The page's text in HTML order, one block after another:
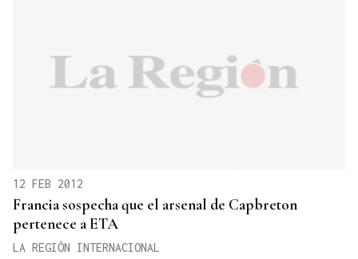
12 FEB 2012
Francia sospecha que el arsenal de Capbreton
pertenece a ETA
LA REGIÓN INTERNACIONAL